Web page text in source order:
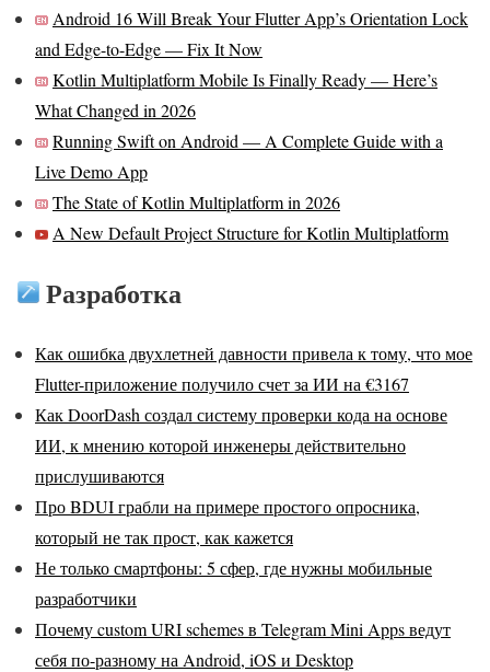
Android 16 Will Break Your Flutter App’s Orientation Lock
and Edge-to-Edge — Fix It Now
Kotlin Multiplatform Mobile Is Finally Ready — Here’s
What Changed in 2026
Running Swift on Android — A Complete Guide with a
Live Demo App
The State of Kotlin Multiplatform in 2026
A New Default Project Structure for Kotlin Multiplatform
Разработка
Как ошибка двухлетней давности привела к тому, что мое
Flutter-приложение получило счет за ИИ на €3167
Как DoorDash создал систему проверки кода на основе
ИИ, к мнению которой инженеры действительно
прислушиваются
Про BDUI грабли на примере простого опросника,
который не так прост, как кажется
Не только смартфоны: 5 сфер, где нужны мобильные
разработчики
Почему custom URI schemes в Telegram Mini Apps ведут
себя по-разному на Android, iOS и Desktop